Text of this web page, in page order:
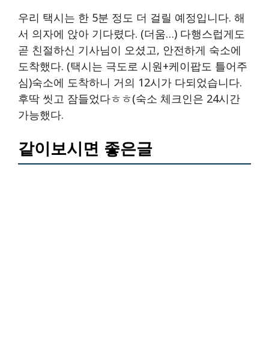
우리 택시는 한 5분 정도 더 걸릴 예정입니다. 해
서 의자에 앉아 기다렸다. (더움…) 다행스럽게도
곧 친절하신 기사님이 오셨고, 안전하게 숙소에
도착했다. (택시는 극도로 시원+케이팝도 틀어주
심)숙소에 도착하니 거의 12시가 다되었습니다.
후딱 씻고 잠들었다ㅎㅎ(숙소 체크인은 24시간
가능했다.
같이보시면 좋은글